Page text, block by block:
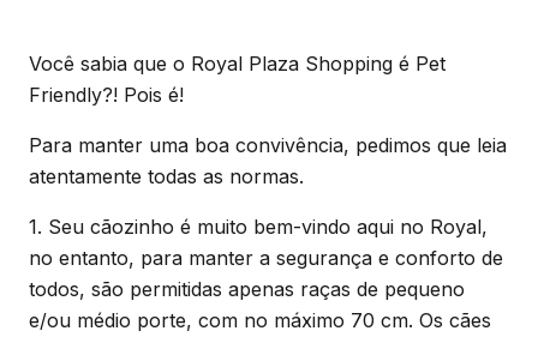
Você sabia que o Royal Plaza Shopping é Pet
Friendly?! Pois é!
Para manter uma boa convivência, pedimos que leia
atentamente todas as normas.
1. Seu cãozinho é muito bem-vindo aqui no Royal,
no entanto, para manter a segurança e conforto de
todos, são permitidas apenas raças de pequeno
e/ou médio porte, com no máximo 70 cm. Os cães